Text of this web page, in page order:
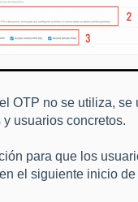
OTP no se utiliza, se
usuarios concretos.
para que los
el siguiente inicio de